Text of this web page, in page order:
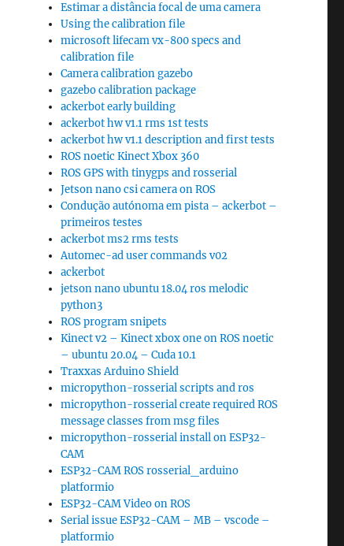
Estimar a distância focal de uma camera
Using the calibration file
microsoft lifecam vx-800 specs and
calibration file
Camera calibration gazebo
gazebo calibration package
ackerbot early building
ackerbot hw v1.1 rms 1st tests
ackerbot hw v1.1 description and first tests
ROS noetic Kinect Xbox 360
ROS GPS with tinygps and rosserial
Jetson nano csi camera on ROS
Condução autónoma em pista – ackerbot –
primeiros testes
ackerbot ms2 rms tests
Automec-ad user commands v02
ackerbot
jetson nano ubuntu 18.04 ros melodic
python3
ROS program snipets
Kinect v2 – Kinect xbox one on ROS noetic
– ubuntu 20.04 – Cuda 10.1
Traxxas Arduino Shield
micropython-rosserial scripts and ros
micropython-rosserial create required ROS
message classes from msg files
micropython-rosserial install on ESP32-
CAM
ESP32-CAM ROS rosserial_arduino
platformio
ESP32-CAM Video on ROS
Serial issue ESP32-CAM – MB – vscode –
platformio